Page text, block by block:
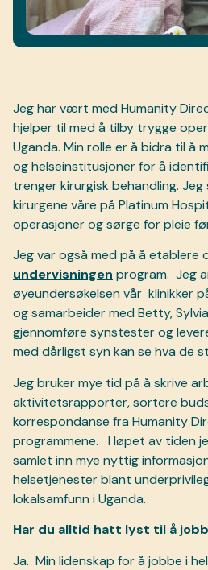
Jeg har vært med Humanity
hjelper til med å tilby trygge
Uganda. Min rolle er å bidra til å
og helseinstitusjoner for å
trenger kirurgisk behandling.
kirurgene våre på Platinum
operasjoner og sørge for pleie
Jeg var også med på å etablere
undervisningen program. Jeg
øyeundersøkelsen vår klinikker
og samarbeider med Betty,
gjennomføre synstester og
med dårligst syn kan se hva de
Jeg bruker mye tid på å skrive
aktivitetsrapporter, sortere
korrespondanse fra Humanity
programmene.
I løpet av tiden
samlet inn mye nyttig
helsetjenester blant
lokalsamfunn i Uganda.
Har du alltid hatt lyst til å
Ja. Min lidenskap for å jobbe i